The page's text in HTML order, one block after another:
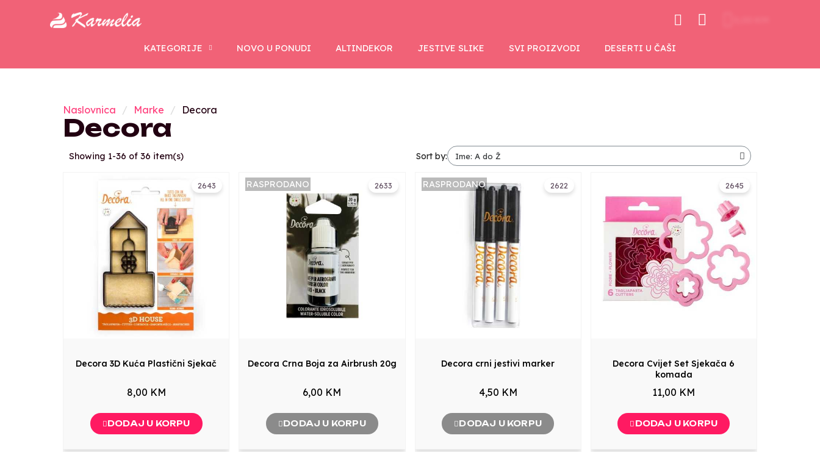
KATEGORIJE NOVO U PONUDI ALTINDEKOR JESTIVE SLIKE SVI PROIZVODI DESERTI U ČAŠI
Naslovnica Marke Decora
Decora
Showing 1-36 of 36 item(s) Sort by:
2643
Decora 3D Kuća Plastični Sjekač
8,00 KM
DODAJ U KORPU
2633
RASPRODANO
Decora Crna Boja za Airbrush 20g
6,00 KM
DODAJ U KORPU
2622
RASPRODANO
Decora crni jestivi marker
4,50 KM
DODAJ U KORPU
2645
Decora Cvijet Set Sjekača 6
komada
11,00 KM
DODAJ U KORPU